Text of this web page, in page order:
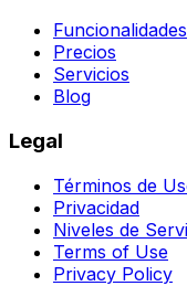
Funcionalidades
Precios
Servicios
Blog
Legal
Términos de
Privacidad
Niveles de
Terms of Use
Privacy Policy